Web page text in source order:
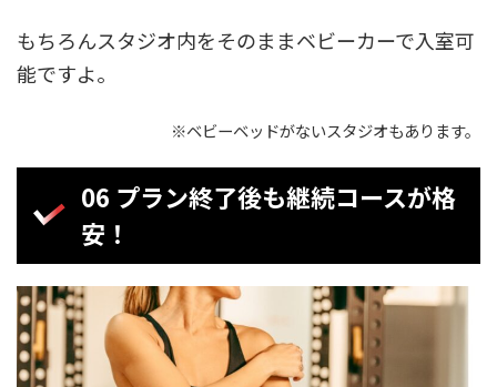
もちろんスタジオ内をそのままベビーカーで入室可
能ですよ。
※ベビーベッドがないスタジオもあります。
06 プラン終了後も継続コースが格
安！